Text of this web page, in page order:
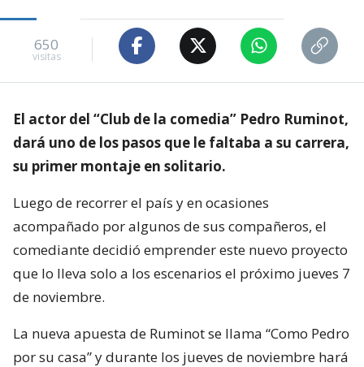
650
visitas
El actor del “Club de la comedia” Pedro Ruminot,
dará uno de los pasos que le faltaba a su carrera,
su primer montaje en solitario.
Luego de recorrer el país y en ocasiones
acompañado por algunos de sus compañeros, el
comediante decidió emprender este nuevo proyecto
que lo lleva solo a los escenarios el próximo jueves 7
de noviembre.
La nueva apuesta de Ruminot se llama “Como Pedro
por su casa” y durante los jueves de noviembre hará